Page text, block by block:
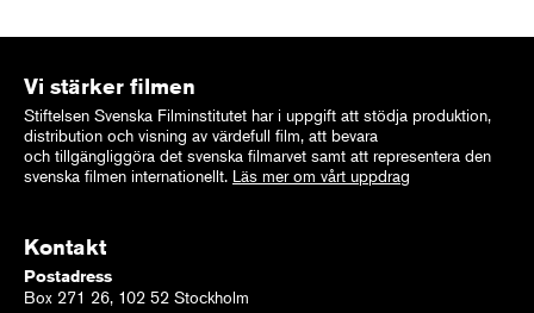
Vi stärker filmen
Stiftelsen Svenska Filminstitutet har i uppgift att stödja produktion,
distribution och visning av värdefull film, att bevara
och tillgängliggöra det svenska filmarvet samt att representera den
svenska filmen internationellt. Läs mer om vårt uppdrag
Kontakt
Postadress
Box 271 26, 102 52 Stockholm